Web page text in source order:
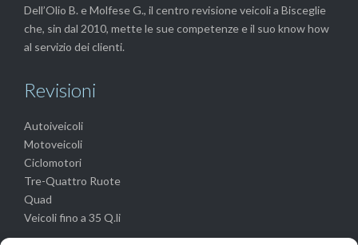
Dell’Olio B. e Molfese G., il centro revisione veicoli a Bisceglie
che, sin dal 2010, mette le sue competenze e il suo know how
al servizio dei clienti.
Revisioni
Autoiveicoli
Motoveicoli
Ciclomotori
Tre-Quattro Ruote
Quad
Veicoli fino a 35 Q.li